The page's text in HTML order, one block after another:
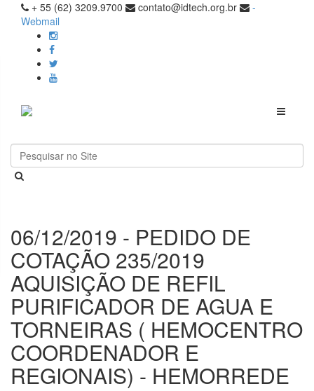
+ 55 (62) 3209.9700 contato@idtech.org.br
-
Webmail
Toggle
06/12/2019 - PEDIDO DE
COTAÇÃO 235/2019
AQUISIÇÃO DE REFIL
PURIFICADOR DE AGUA E
TORNEIRAS ( HEMOCENTRO
COORDENADOR E
REGIONAIS) - HEMORREDE